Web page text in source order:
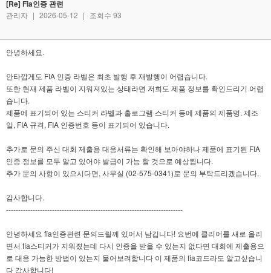
[Re] Fia인증 관련
관리자 | 2026-05-12 | 조회수 93
안녕하세요.
안타깝게도 FIA 인증 라벨은 최초 발행 후 재발행이 어렵습니다.
또한 현재 제품 라벨이 지워져있는 상태라면 저희도 제품 정보를 확인드리기 어렵
습니다.
제품에 표기되어 있는 스티커 라벨과 홀로그램 스티커 등에 제품의 제품명. 제조
일, FIA 규격, FIA 인증번호 등이 표기되어 있습니다.
추가로 문의 주신 대회 제출용 대응서류는 확인해 보아야하나 제품에 표기된 FIA
인증 정보를 모두 알고 있어야 발급이 가능 할 것으로 예상됩니다.
추가 문의 사항이 있으시다면, 사무실 (02-575-0341)로 문의 부탁드리겠습니다.
감사합니다.
-------------------------------------------------------------------------
안녕하세요 fia인증관련 문의드릴께 있어서 남깁니다! 요번에 클리어를 새로 올리
면서 fia스티커가 지워졌는데 다시 인증을 받을 수 있는지 없다면 대회에 제출용으
로 대응 가능한 방법이 있는지 물어보려합니다 이 제품의 fia코드라도 알고싶습니
다 감사합니다!